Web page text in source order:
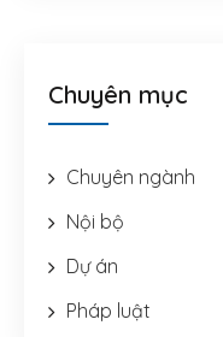
Chuyên mục
Chuyên ngành
Nội bộ
Dự án
Pháp luật